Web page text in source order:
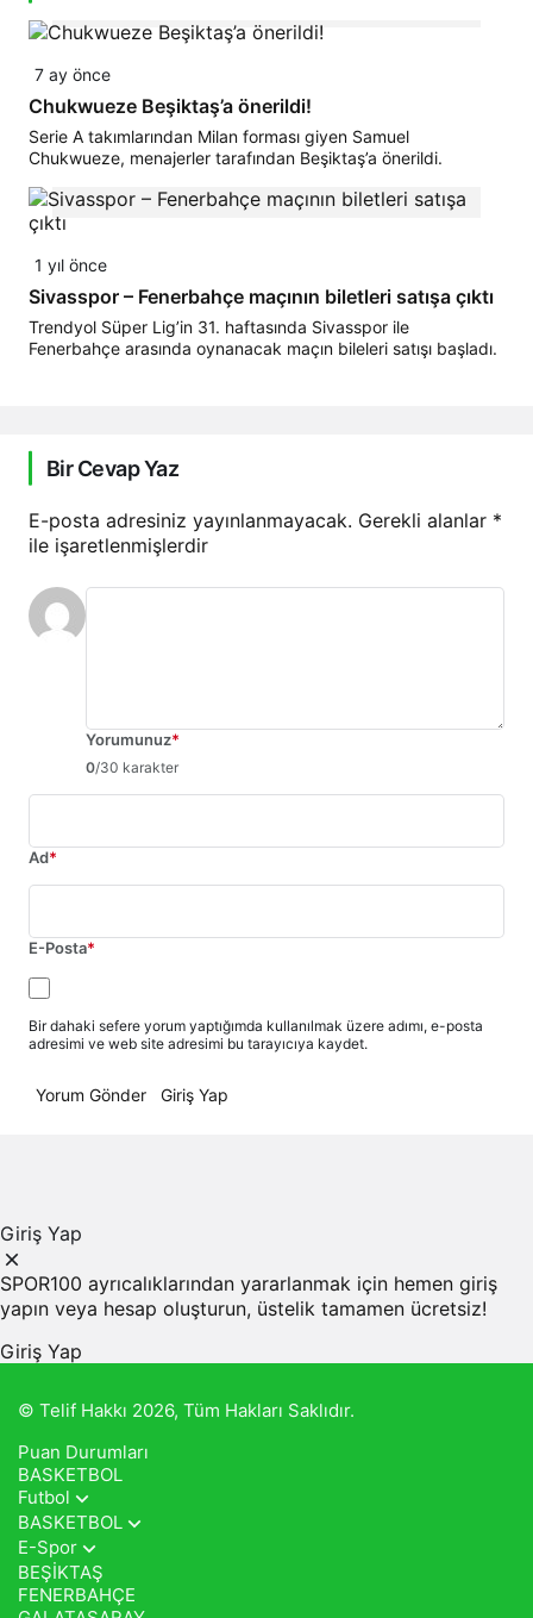
7 ay önce
Chukwueze Beşiktaş’a önerildi!
Serie A takımlarından Milan forması giyen Samuel
Chukwueze, menajerler tarafından Beşiktaş’a önerildi.
1 yıl önce
Sivasspor – Fenerbahçe maçının biletleri satışa çıktı
Trendyol Süper Lig’in 31. haftasında Sivasspor ile
Fenerbahçe arasında oynanacak maçın bileleri satışı başladı.
Bir Cevap Yaz
E-posta adresiniz yayınlanmayacak. Gerekli alanlar *
ile işaretlenmişlerdir
Yorumunuz*
0/30 karakter
Ad*
E-Posta*
Bir dahaki sefere yorum yaptığımda kullanılmak üzere adımı, e-posta
adresimi ve web site adresimi bu tarayıcıya kaydet.
Yorum Gönder Giriş Yap
Giriş Yap
SPOR100 ayrıcalıklarından yararlanmak için hemen giriş
yapın veya hesap oluşturun, üstelik tamamen ücretsiz!
Giriş Yap
© Telif Hakkı 2026, Tüm Hakları Saklıdır.
Puan Durumları
BASKETBOL
Futbol
BASKETBOL
E-Spor
BEŞİKTAŞ
FENERBAHÇE